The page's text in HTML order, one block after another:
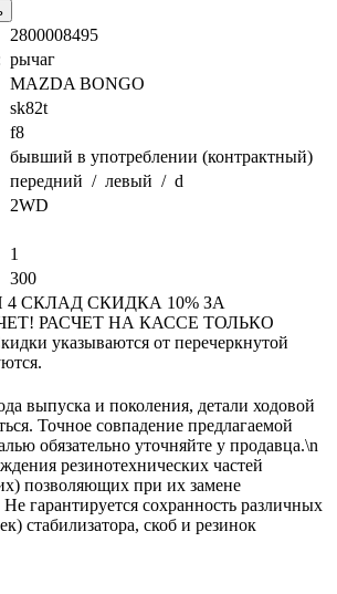
2800008495
рычаг
MAZDA BONGO
sk82t
f8
бывший в употреблении (контрактный)
передний / левый / d
2WD
1
300
СКЛАД СКИДКА 10% ЗА
РАСЧЕТ НА КАССЕ ТОЛЬКО
указываются от перечеркнутой
выпуска и поколения, детали ходовой
Точное совпадение предлагаемой
обязательно уточняйте у продавца.\n
резинотехнических частей
позволяющих при их замене
гарантируется сохранность различных
стабилизатора, скоб и резинок